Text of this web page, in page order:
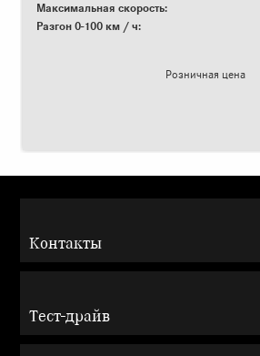
Максимальная скорость:
Разгон 0-100 км / ч:
Розничная цена
Контакты
Тест-драйв